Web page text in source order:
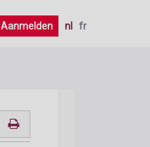
Aanmelden nl fr